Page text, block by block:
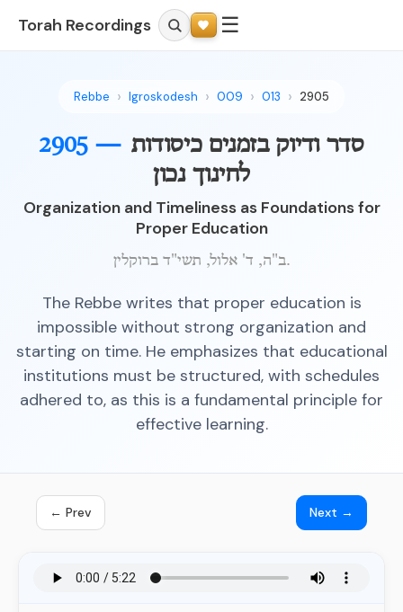
Torah Recordings ☰
Rebbe Igroskodesh 009 013 2905
2905 — סדר ודיוק בזמנים כיסודות
לחינוך נכון
Organization and Timeliness as Foundations for
Proper Education
ב"ה, ד' אלול, תשי"ד ברוקלין.
The Rebbe writes that proper education is
impossible without strong organization and
starting on time. He emphasizes that educational
institutions must be structured, with schedules
adhered to, as this is a fundamental principle for
effective learning.
← Prev Next →